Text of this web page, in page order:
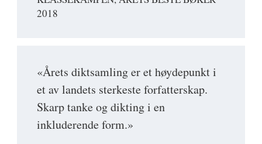
2018
«Årets diktsamling er et høydepunkt i
et av landets sterkeste forfatterskap.
Skarp tanke og dikting i en
inkluderende form.»